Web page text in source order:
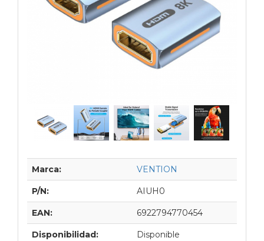
Marca: VENTION
P/N: AIUH0
EAN: 6922794770454
Disponibilidad: Disponible